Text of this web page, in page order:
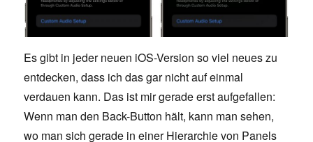
Es gibt in jeder neuen iOS-Version so viel neues zu
entdecken, dass ich das gar nicht auf einmal
verdauen kann. Das ist mir gerade erst aufgefallen:
Wenn man den Back-Button hält, kann man sehen,
wo man sich gerade in einer Hierarchie von Panels